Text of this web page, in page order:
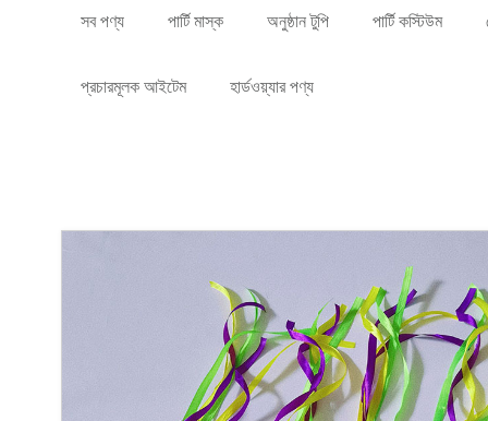
সব পণ্য পার্টি মাস্ক অনুষ্ঠান টুপি পার্টি কস্টিউম
প্রচারমূলক আইটেম হার্ডওয়্যার পণ্য